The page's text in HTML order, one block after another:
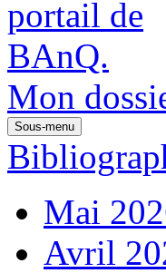
Mon
Sous-menu
Mai
Avril